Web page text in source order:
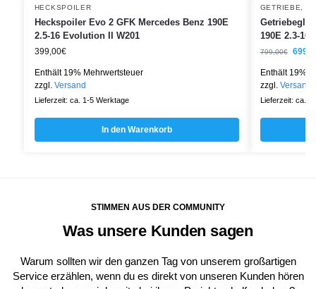
HECKSPOILER
Heckspoiler Evo 2 GFK Mercedes Benz 190E
2.5-16 Evolution II W201
399,00€
Enthält 19% Mehrwertsteuer
zzgl. Versand
Lieferzeit: ca. 1-5 Werktage
In den Warenkorb
GETRIEBE,
190E 2.3-16
799,00€
Enthält 19%
zzgl. Versand
Lieferzeit: ca.
STIMMEN AUS DER COMMUNITY
Was unsere Kunden sagen
Warum sollten wir den ganzen Tag von unserem großartigen
Service erzählen, wenn du es direkt von unseren Kunden hören